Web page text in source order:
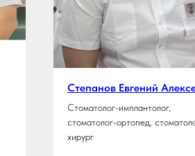
Степанов Евгений
Стоматолог-имплантолог,
стоматолог-ортопед,
хирург